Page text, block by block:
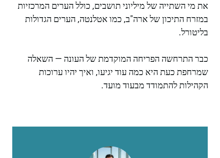
את מי השתייה של מיליוני תושבים, כולל הערים המרכזיות
במזרח התיכון של ארה"ב, כמו אטלנטה, הערים הגדולות
בליטורל.
כבר התרחשה הפריחה המוקדמת של העונה — השאלה
שמרחפת כעת היא כמה עוד יגיעו, ואיך יהיו ערוכות
הקהילות להתמודד מבעוד מועד.